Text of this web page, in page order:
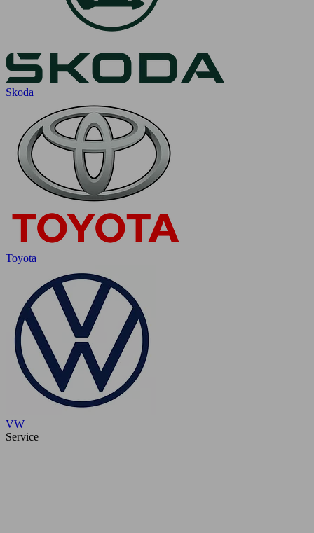
Skoda
Toyota
VW
Service